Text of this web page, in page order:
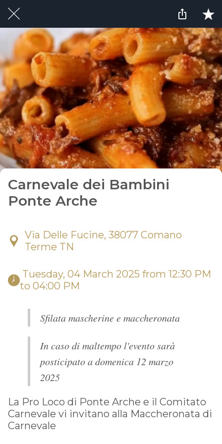
Carnevale dei Bambini
Ponte Arche
Via Delle Fucine, 38077 Comano
Terme TN
to 04:00 PM
Sfilata mascherine e maccheronata
In caso di maltempo l'evento sarà
posticipato a domenica 12 marzo
2025
La Pro Loco di Ponte Arche e il Comitato
Carnevale vi invitano alla Maccheronata di
Carnevale